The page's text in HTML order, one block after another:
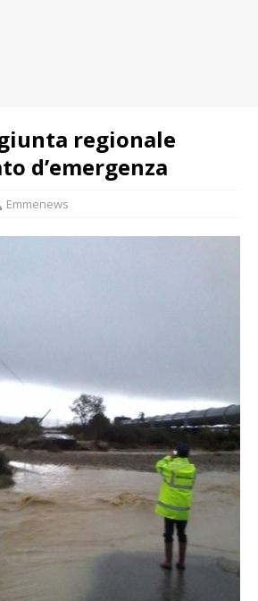
regionale
d’emergenza
Emmenews